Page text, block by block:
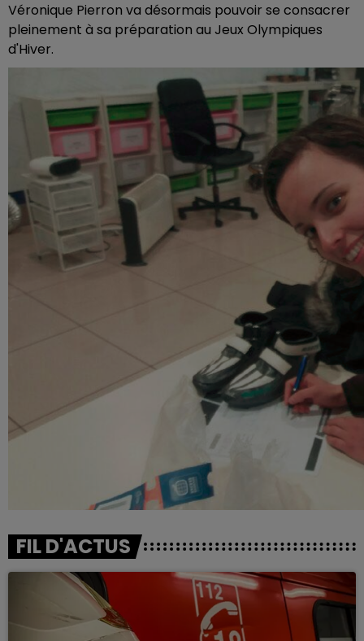
Véronique Pierron va désormais pouvoir se consacrer
pleinement à sa préparation au Jeux Olympiques
d'Hiver.
FIL D'ACTUS